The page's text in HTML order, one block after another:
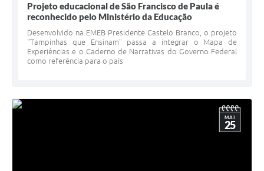
Projeto educacional de São Francisco de Paula é
reconhecido pelo Ministério da Educação
Desenvolvido na EMEB Presidente Castelo Branco, o projeto
"Tampinhas que Ensinam" passa a integrar o Mapa de
Experiências e o Caderno de Narrativas do Governo Federal
como referência para o país
MAI
25